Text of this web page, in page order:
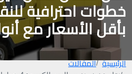
خطوات احترافية
بأقل الأسعار مع
الرئيسية المقالات